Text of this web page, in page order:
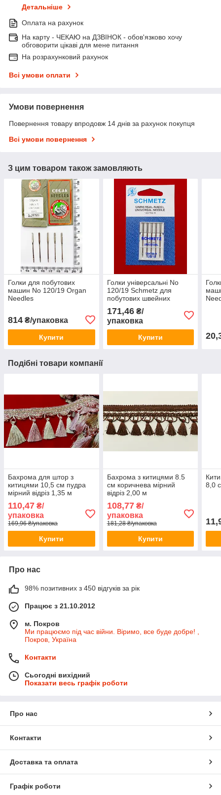
Детальніше
Оплата на рахунок
На карту - ЧЕКАЮ на ДЗВІНОК - обов'язково хочу
обговорити цікаві для мене питання
На розрахунковий рахунок
Всі умови оплати
Умови повернення
Повернення товару впродовж 14 днів за рахунок покупця
Всі умови повернення
З цим товаром також замовляють
Голки для побутових
машин No 120/19 Organ
Needles
814 ₴/упаковка
Купити
Голки універсальні No
120/19 Schmetz для
побутових швейних
171,46₴/
упаковка
Купити
Подібні товари компанії
Бахрома для штор з
китицями 10,5 см пудра
мірний відріз 1,35 м
110,47 ₴/
упаковка
169,96 ₴/упаковка
Купити
Бахрома з китицями 8.5
см коричнева мірний
відріз 2,00 м
108,77₴/
упаковка
181,28 ₴/упаковка
Купити
8,0
Про нас
98% позитивних з 450 відгуків за рік
Працює з 21.10.2012
м. Покров
Ми працюємо під час війни. Віримо, все буде добре! ,
Покров, Україна
Контакти
Сьогодні вихідний
Показати весь графік роботи
Про нас
Контакти
Доставка та оплата
Графік роботи